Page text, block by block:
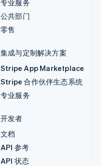
专业服务
公共部门
零售
集成与定制解决方案
Stripe App Marketplace
Stripe 合作伙伴生态系统
专业服务
开发者
文档
API 参考
API 状态